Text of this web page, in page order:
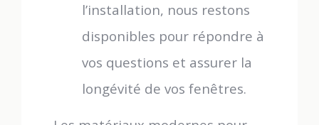
l’installation, nous restons
disponibles pour répondre à
vos questions et assurer la
longévité de vos fenêtres.